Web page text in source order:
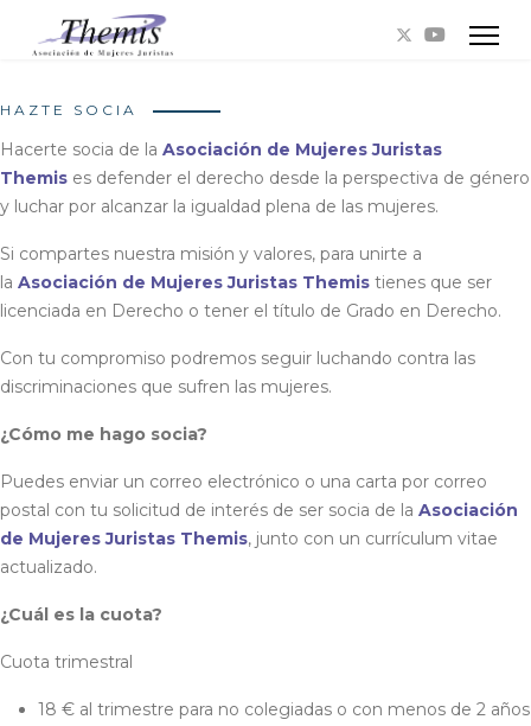
HAZTE SOCIA
Hacerte socia de la Asociación de Mujeres Juristas
Themis es defender el derecho desde la perspectiva de género
y luchar por alcanzar la igualdad plena de las mujeres.
Si compartes nuestra misión y valores, para unirte a
la Asociación de Mujeres Juristas Themis tienes que ser
licenciada en Derecho o tener el título de Grado en Derecho.
Con tu compromiso podremos seguir luchando contra las
discriminaciones que sufren las mujeres.
¿Cómo me hago socia?
Puedes enviar un correo electrónico o una carta por correo
postal con tu solicitud de interés de ser socia de la Asociación
de Mujeres Juristas Themis, junto con un currículum vitae
actualizado.
¿Cuál es la cuota?
Cuota trimestral
18 € al trimestre para no colegiadas o con menos de 2 años